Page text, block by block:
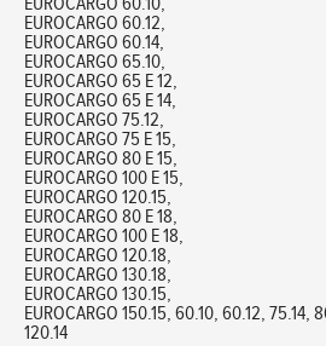
EUROCARGO 60.12,
EUROCARGO 60.14,
EUROCARGO 65.10,
EUROCARGO 65 E 12,
EUROCARGO 65 E 14,
EUROCARGO 75.12,
EUROCARGO 75 E 15,
EUROCARGO 80 E 15,
EUROCARGO 100 E 15,
EUROCARGO 120.15,
EUROCARGO 80 E 18,
EUROCARGO 100 E 18,
EUROCARGO 120.18,
EUROCARGO 130.18,
EUROCARGO 130.15,
EUROCARGO 150.15, 60.10, 60.12, 75.14,
120.14